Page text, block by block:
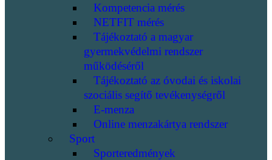
Kompetencia mérés
NETFIT mérés
Tájékoztató a magyar
gyermekvédelmi rendszer
működéséről
Tájékoztató az óvodai és iskolai
szociális segítő tevékenységről
E-menza
Online menzakártya rendszer
Sport
Sporteredmények